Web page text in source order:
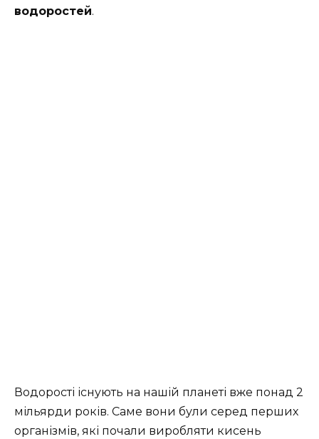
водоростей.
Водорості існують на нашій планеті вже понад 2
мільярди років. Саме вони були серед перших
організмів, які почали виробляти кисень